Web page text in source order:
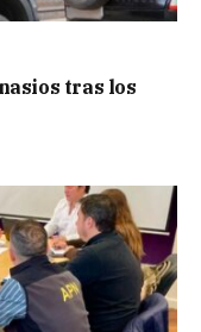
tras los